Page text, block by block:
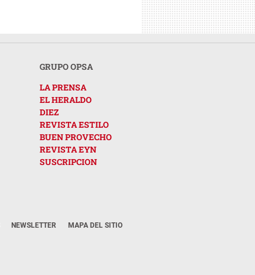
GRUPO OPSA
LA PRENSA
EL HERALDO
DIEZ
REVISTA ESTILO
BUEN PROVECHO
REVISTA EYN
SUSCRIPCION
NEWSLETTER
MAPA DEL SITIO